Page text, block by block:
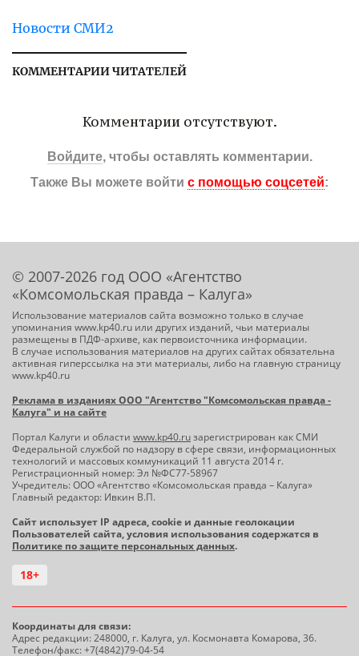
Новости СМИ2
КОММЕНТАРИИ ЧИТАТЕЛЕЙ
Комментарии отсутствуют.
Войдите, чтобы оставлять комментарии.
Также Вы можете войти с помощью соцсетей:
© 2007-2026 год ООО «Агентство
«Комсомольская правда – Калуга»
Использование материалов сайта возможно только в случае
упоминания www.kp40.ru или других изданий, чьи материалы
размещены в ПДФ-архиве, как первоисточника информации.
В случае использования материалов на других сайтах обязательна
активная гиперссылка на эти материалы, либо на главную страницу
www.kp40.ru
Реклама в изданиях ООО "Агентство "Комсомольская правда -
Калуга" и на сайте
Портал Калуги и области www.kp40.ruзарегистрирован как СМИ
Федеральной службой по надзору в сфере связи, информационных
технологий и массовых коммуникаций 11 августа 2014 г.
Регистрационный номер: Эл №ФС77-58967
Учредитель: ООО «Агентство «Комсомольская правда – Калуга»
Главный редактор: Ивкин В.П.
Сайт использует IP адреса, cookie и данные геолокации
Пользователей сайта, условия использования содержатся в
Политике по защите персональных данных.
18+
Координаты для связи:
Адрес редакции: 248000, г. Калуга, ул. Космонавта Комарова, 36.
Телефон/факс: +7(4842)79-04-54